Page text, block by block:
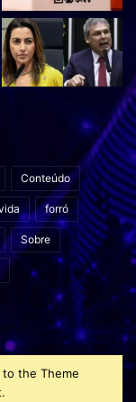
Conteúdo
forró
Sobre
to the Theme